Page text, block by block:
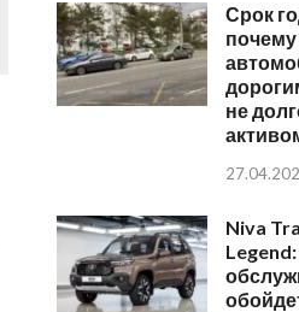
Срок
не
Niva
Legend: